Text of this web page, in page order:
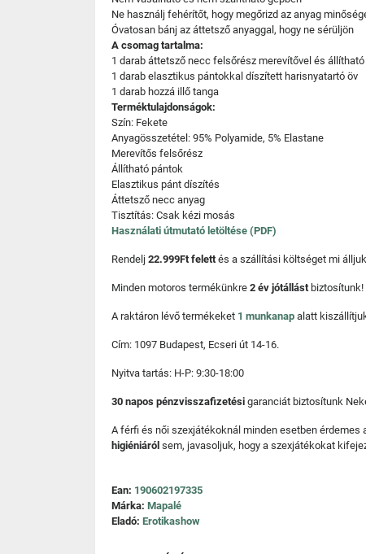
Ne használj fehérítőt, hogy megőrizd az anyag
Óvatosan bánj az áttetsző anyaggal, hogy ne sérüljön
A csomag tartalma:
1 darab áttetsző necc felsőrész merevítővel és állítható
1 darab elasztikus pántokkal díszített harisnyatartó öv
1 darab hozzá illő tanga
Terméktulajdonságok:
Szín: Fekete
Anyagösszetétel: 95% Polyamide, 5% Elastane
Merevítős felsőrész
Állítható pántok
Elasztikus pánt díszítés
Áttetsző necc anyag
Tisztítás: Csak kézi mosás
Használati útmutató letöltése (PDF)
Rendelj 22.999Ft felettés a szállítási költséget mi
Minden motoros termékünkre 2 év jótállást biztosítunk!
A raktáron lévő termékeket 1 munkanap alatt
Cím: 1097 Budapest, Ecseri út 14-16.
Nyitva tartás: H-P: 9:30-18:00
30 napos pénzvisszafizetési garanciát biztosítunk
A férfi és női szexjátékoknál minden esetben érdemes
higiéniáról sem, javasoljuk, hogy a szexjátékokat
Ean: 190602197335
Márka: Mapalé
Eladó: Erotikashow